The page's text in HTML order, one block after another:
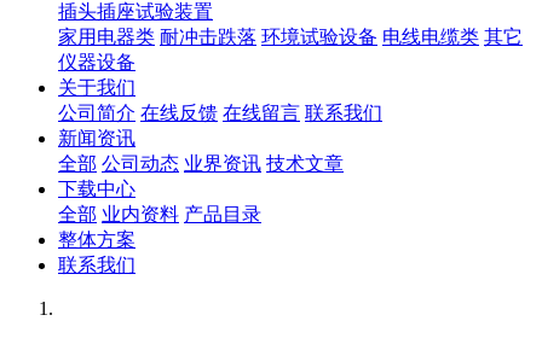
插头插座试验装置
家用电器类 耐冲击跌落 环境试验设备 电线电缆类 其它
仪器设备
关于我们
公司简介 在线反馈 在线留言 联系我们
新闻资讯
全部 公司动态 业界资讯 技术文章
下载中心
全部 业内资料 产品目录
整体方案
联系我们